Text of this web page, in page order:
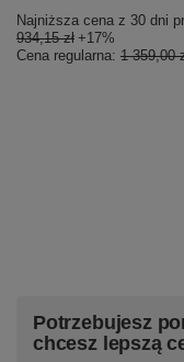
Najniższa cena z 30 dni
934,15 zł +17%
Cena regularna: 1 359,00
Potrzebujesz
chcesz lepszą